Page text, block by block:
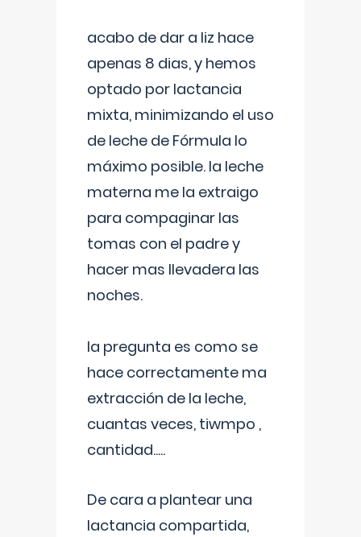
acabo de dar a liz hace
apenas 8 dias, y hemos
optado por lactancia
mixta, minimizando el uso
de leche de Fórmula lo
máximo posible. la leche
materna me la extraigo
para compaginar las
tomas con el padre y
hacer mas llevadera las
noches.
la pregunta es como se
hace correctamente ma
extracción de la leche,
cuantas veces, tiwmpo ,
cantidad.....
De cara a plantear una
lactancia compartida,